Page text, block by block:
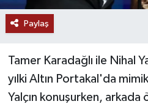
Paylaş
Tamer Karadağlı ile Nihal
yılki Altın Portakal'da
Yalçın konuşurken, arkada